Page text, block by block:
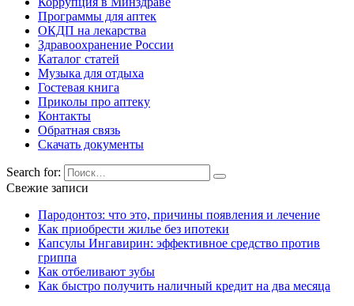
Программы для аптек
ОКДП на лекарства
Здравоохранение России
Каталог статей
Музыка для отдыха
Гостевая книга
Приколы про аптеку
Контакты
Обратная связь
Скачать документы
Search for:
Свежие записи
Пародонтоз: что это, причины появления и лечение
Как приобрести жилье без ипотеки
Капсулы Ингавирин: эффективное средство против
гриппа
Как отбеливают зубы
Как быстро получить наличный кредит на два месяца